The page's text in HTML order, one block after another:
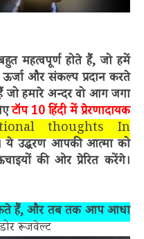
महत्वपूर्ण होते हैं, जो हमें
और संकल्प प्रदान करते
हमारे अन्दर वो आग जगा
टॉप 10 हिंदी में प्रेरणादायक
thoughts In
ये उद्धरण आपकी आत्मा को
की ओर प्रेरित करेंगे।
हैं, और तब तक आप आधा
रूजवेल्ट